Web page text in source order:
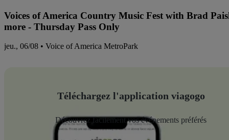
Voices of America Country Music Fest with Brad
more - Thursday Pass Only
jeu., 06/08 • Voice of America MetroPark
Téléchargez l'application viagogo
Découvrez facilement vos événements préférés